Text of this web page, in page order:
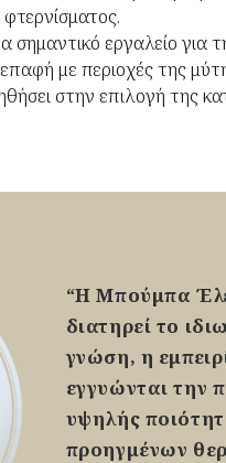
σημαντικό εργαλείο
με περιοχές της
στην επιλογή της
“Η Μπούμπα
διατηρεί το
γνώση, η
εγγυώνται την
υψηλής
προηγμένων